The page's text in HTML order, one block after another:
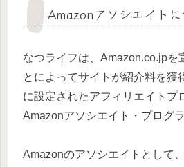
Amazonアソシエイトに
なつライフは、Amazon.co.jpを
とによってサイトが紹介料を獲
に設定されたアフィリエイトプ
Amazonアソシエイト・プログ
Amazonのアソシエイトとして